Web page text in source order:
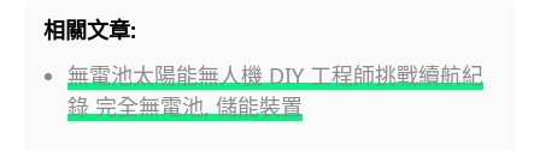
相關文章:
無電池太陽能無人機 DIY 工程師挑戰續航紀
錄 完全無電池, 儲能裝置